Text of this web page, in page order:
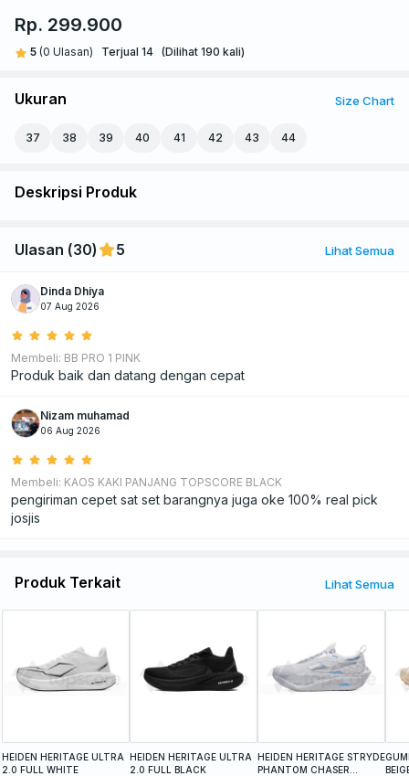
Rp. 299.900
5 (0 Ulasan) Terjual 14 (Dilihat 190 kali)
Size Chart
Ukuran
37 38 39 40 41 42 43 44
Deskripsi Produk
Lihat Semua
Ulasan (30) 5
Dinda Dhiya
07 Aug 2026
Membeli: BB PRO 1 PINK
Produk baik dan datang dengan cepat
Nizam muhamad
06 Aug 2026
Membeli: KAOS KAKI PANJANG TOPSCORE BLACK
pengiriman cepet sat set barangnya juga oke 100% real pick
josjis
Lihat Semua
Produk Terkait
HEIDEN HERITAGE ULTRA
2.0 FULL WHITE
HEIDEN HERITAGE ULTRA
2.0 FULL BLACK
HEIDEN HERITAGE STRYDE
PHANTOM CHASER